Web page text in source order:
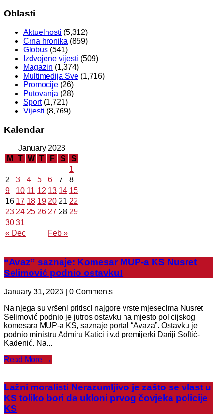
Oblasti
Aktuelnosti (5,312)
Crna hronika (859)
Globus (541)
Izdvojene vijesti (509)
Magazin (1,374)
Multimedija Sve (1,716)
Promocije (26)
Putovanja (28)
Sport(1,721)
Vijesti (8,769)
Kalendar
January 2023
M
T W T F S S
« Dec Feb »
1
2
3 4 5 6 7
8
9
10 11 12 13 14 15
16 17 18 19 20 21 22
23 24 25 26 27 28 29
30 31
“Avaz” saznaje: Komesar MUP-a KS Nusret
Selimović podnio ostavku!
January 31, 2023 | 0 Comments
Na njega su vršeni pritisci najgore vrste mjesecima Nusret
Selimović podnio je jutros ostavku na mjesto policijskog
komesara MUP-a KS, saznaje portal “Avaza”. Ostavku je
podnio ministru Admiru Katici i v.d premijerki Dariji Softić-
Kadenić. Na...
Read More →
Lažni moralisti Nerazumljivo je zašto se vlast u
KS toliko bori da ukloni prvog čovjeka policije
KS